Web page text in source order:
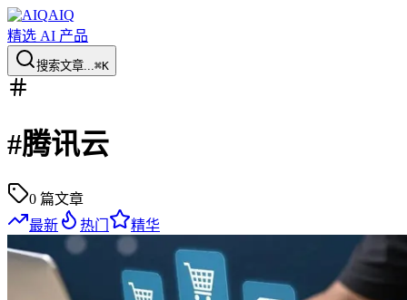
AIQ
精选 AI 产品
搜索文章...⌘K
#腾讯云
0 篇文章
最新
热门 精华